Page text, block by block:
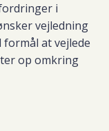
i
vejledning
at vejlede
op omkring